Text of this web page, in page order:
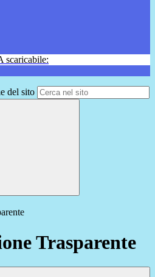
del sito
Trasparente